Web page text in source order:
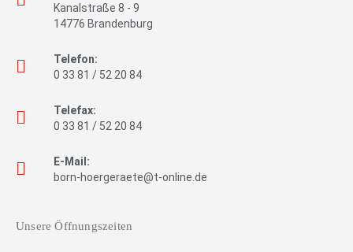
Kanalstraße 8 - 9
14776 Brandenburg
Telefon:
0 33 81 / 52 20 84
Telefax:
0 33 81 / 52 20 84
E-Mail:
born-hoergeraete@t-online.de
Unsere Öffnungszeiten